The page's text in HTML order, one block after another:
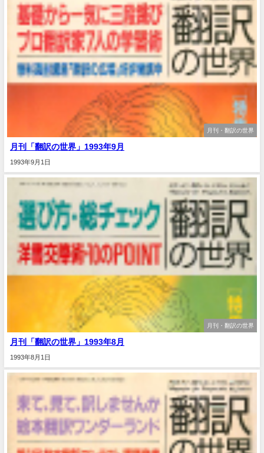
月刊・翻訳の世界
月刊「翻訳の世界」1993年9月
1993年9月1日
月刊・翻訳の世界
月刊「翻訳の世界」1993年8月
1993年8月1日